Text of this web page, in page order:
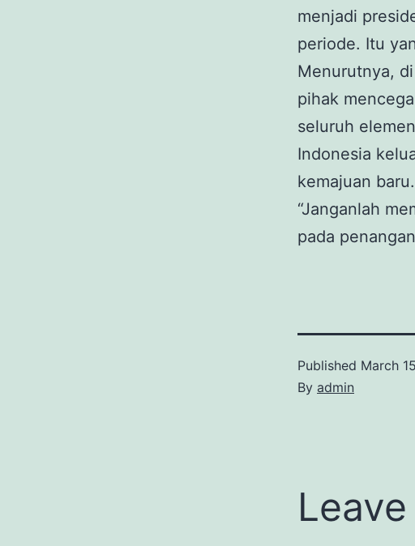
menjadi
periode. Itu
Menurutnya,
pihak
seluruh
Indonesia
kemajuan baru.
“Janganlah
pada
Published March
By admin